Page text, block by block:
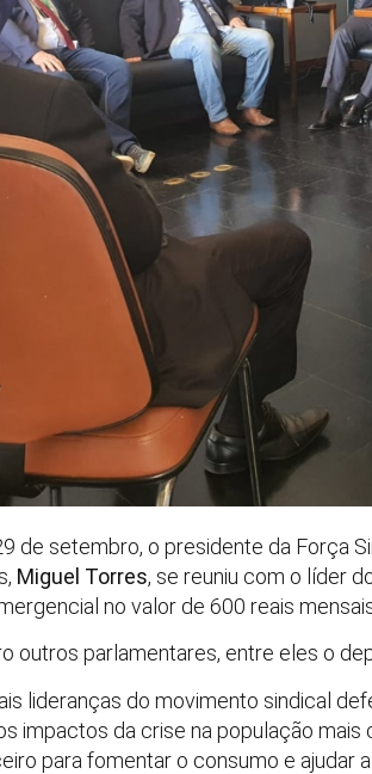
de setembro, o presidente da Força
Miguel Torres, se reuniu com o líder
no valor de 600 reais
outros parlamentares, entre eles o
lideranças do movimento sindical
impactos da crise na população
para fomentar o consumo e ajudar